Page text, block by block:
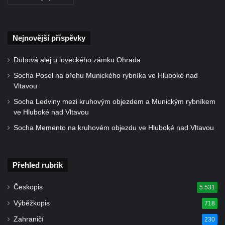
Rychnově u Jablonce nad Nisou
Kříž u domu čp. 23 v Pulečném
Kříž u rozcestí u domu čp. 53 v Maršovicích
Centrální kříž hřbitova v Krásné u Pěnčína
Boží muka v zámeckém parku Dolního
Kříž na náměstí Aloise Jiráska v Teplicích
Kříž před kostelem Panny Marie Pomocné v
Kříž na hřbitově v Teplicích nad Metují
Boží muka nad pramenem U svatého
Antoníčka v Teplicích nad Metují
Nejnovější příspěvky
Dubová alej u loveckého zámku Ohrada
Socha Posel na břehu Munického rybníka ve Hluboké nad
Vltavou
Socha Ledviny mezi kruhovým objezdem a Munickým rybníkem
ve Hluboké nad Vltavou
Socha Memento na kruhovém objezdu ve Hluboké nad Vltavou
Přehled rubrik
Českopis 5 531
Výběžkopis 718
Zahraničí 230